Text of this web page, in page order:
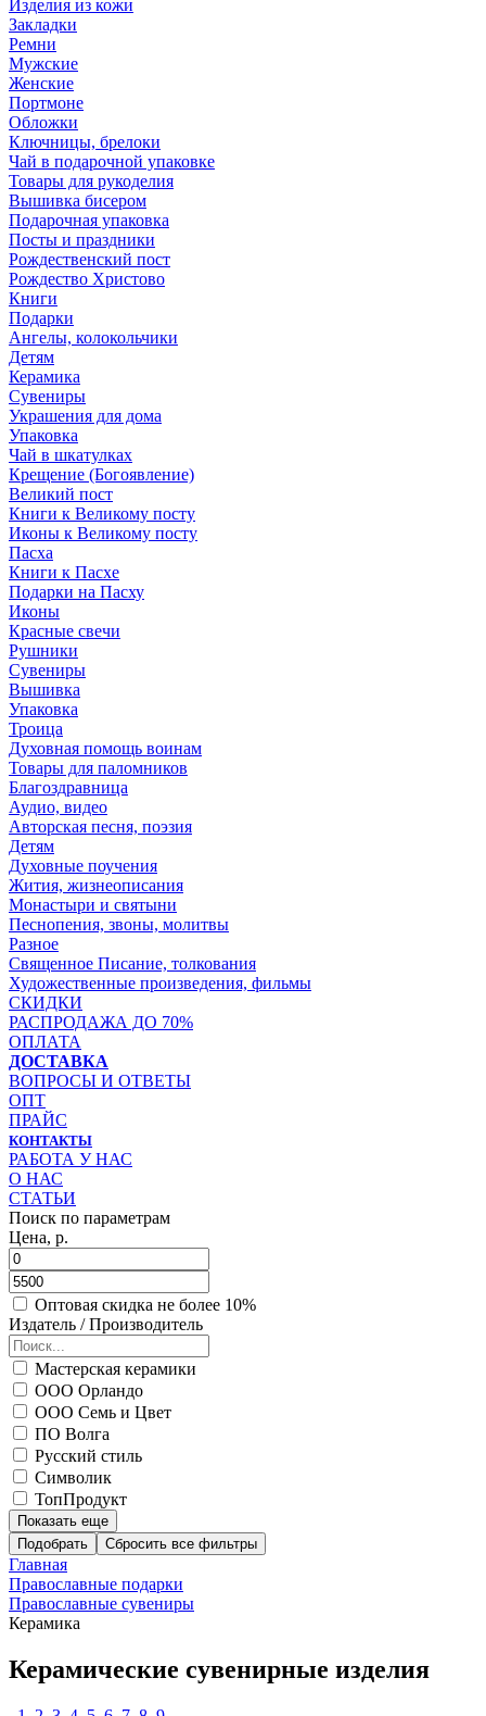
Изделия из кожи
Закладки
Ремни
Мужские
Женские
Портмоне
Обложки
Ключницы, брелоки
Чай в подарочной упаковке
Товары для рукоделия
Вышивка бисером
Подарочная упаковка
Посты и праздники
Рождественский пост
Рождество Христово
Книги
Подарки
Ангелы, колокольчики
Детям
Керамика
Сувениры
Украшения для дома
Упаковка
Чай в шкатулках
Крещение (Богоявление)
Великий пост
Книги к Великому посту
Иконы к Великому посту
Пасха
Книги к Пасхе
Подарки на Пасху
Иконы
Красные свечи
Рушники
Сувениры
Вышивка
Упаковка
Троица
Духовная помощь воинам
Товары для паломников
Благоздравница
Аудио, видео
Авторская песня, поэзия
Детям
Духовные поучения
Жития, жизнеописания
Монастыри и святыни
Песнопения, звоны, молитвы
Разное
Священное Писание, толкования
Художественные произведения, фильмы
СКИДКИ
РАСПРОДАЖА ДО 70%
ОПЛАТА
ДОСТАВКА
ВОПРОСЫ И ОТВЕТЫ
ОПТ
ПРАЙС
КОНТАКТЫ
РАБОТА У НАС
О НАС
СТАТЬИ
Поиск по параметрам
Цена, р.
Оптовая скидка не более 10%
Издатель / Производитель
Мастерская керамики
ООО Орландо
ООО Семь и Цвет
ПО Волга
Русский стиль
Символик
ТопПродукт
Показать еще
Подобрать
Главная
Православные подарки
Православные сувениры
Керамика
Керамические сувенирные изделия